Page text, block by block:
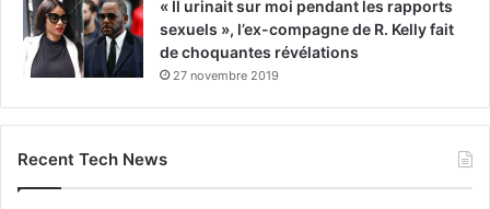
« Il urinait sur moi pendant les rapports
sexuels », l’ex-compagne de R. Kelly fait
de choquantes révélations
27 novembre 2019
Recent Tech News